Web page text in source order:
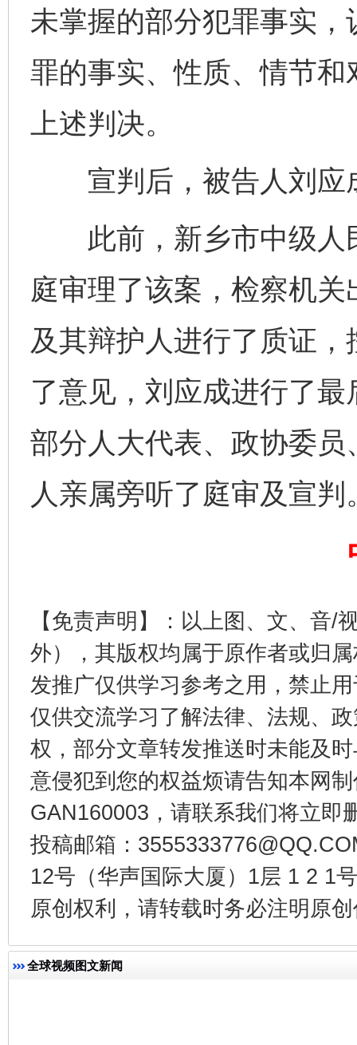
未掌握的部分犯罪事实
罪的事实、性质、情节
上述判决。
宣判后，被告人刘应
此前，新乡市中级人
庭审理了该案，检察机
及其辩护人进行了质证
了意见，刘应成进行了
部分人大代表、政协委
人亲属旁听了庭审及宣判
【免责声明】：以上图、文、音/
外），其版权均属于原作者或归
发推广仅供学习参考之用，禁止
仅供交流学习了解法律、法规、
权，部分文章转发推送时未能及
意侵犯到您的权益烦请告知本网
GAN160003，请联系我们将立即
投稿邮箱：
12号（华声国际大厦）1层 1 2 1
原创权利，请转载时务必注明原
全球视频图文新闻
网上购药对药下症？
今